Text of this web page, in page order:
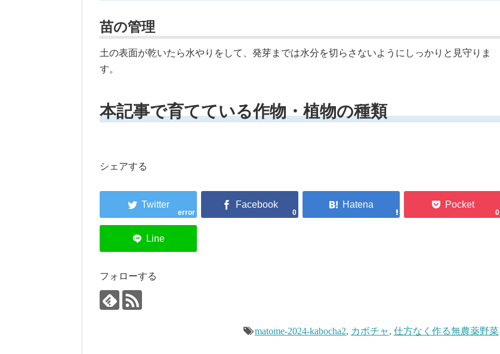
苗の管理
土の表面が乾いたら水やりをして、発芽までは水分を切らさないようにしっかりと見守りま
す。
本記事で育てている作物・植物の種類
シェアする
error 0 0
フォローする
matome-2024-kabocha2, カボチャ, 仕方なく作る無農薬野菜